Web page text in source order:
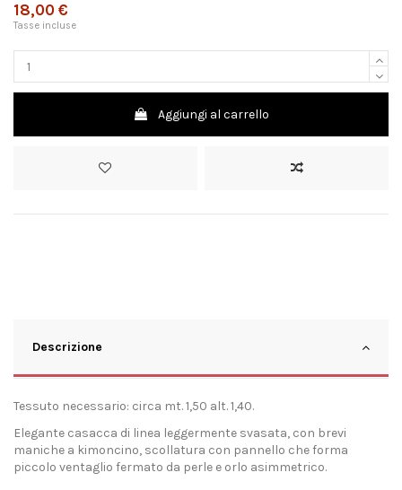
18,00 €
Tasse incluse
Aggiungi al carrello
Descrizione
Tessuto necessario: circa mt. 1,50 alt. 1,40.
Elegante casacca di linea leggermente svasata, con brevi
maniche a kimoncino, scollatura con pannello che forma
piccolo ventaglio fermato da perle e orlo asimmetrico.